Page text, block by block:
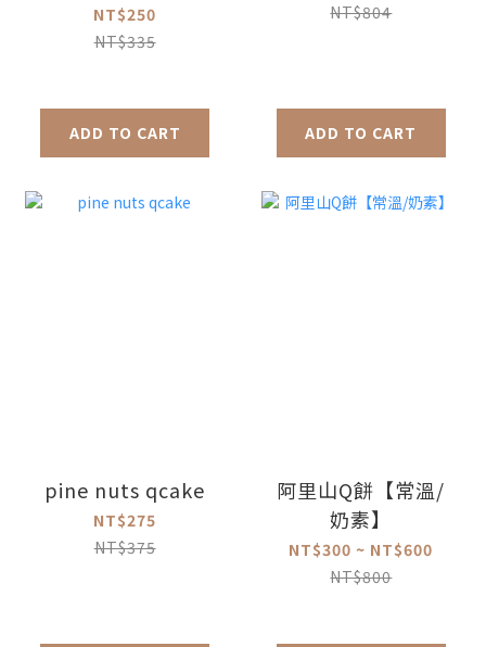
NT$250
NT$335
ADD TO CART
NT$804
ADD TO CART
pine nuts qcake
NT$275
NT$375
阿里山Q餅【常溫/
奶素】
NT$300 ~ NT$600
NT$800